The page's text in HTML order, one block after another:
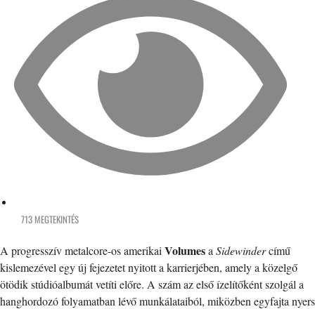
713 MEGTEKINTÉS
A progresszív metalcore-os amerikai Volumesa Sidewindercímű
kislemezével egy új fejezetet nyitott a karrierjében, amely a közelgő
ötödik stúdióalbumát vetíti előre. A szám az első ízelítőként szolgál a
hanghordozó folyamatban lévő munkálataiból, miközben egyfajta nyers